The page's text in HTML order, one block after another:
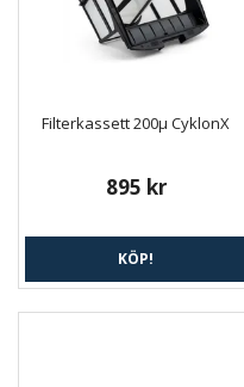
Filterkassett 200µ CyklonX
895 kr
KÖP!